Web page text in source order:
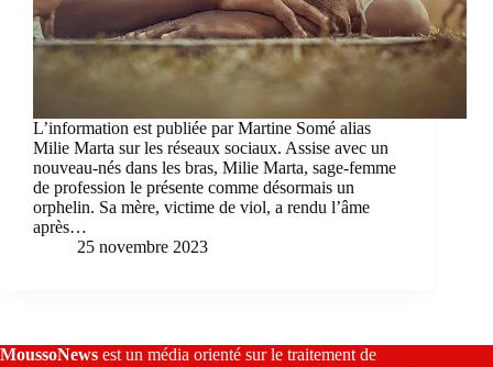
L’information est publiée par Martine Somé alias
Milie Marta sur les réseaux sociaux. Assise avec un
nouveau-nés dans les bras, Milie Marta, sage-femme
de profession le présente comme désormais un
orphelin. Sa mère, victime de viol, a rendu l’âme
après…
25 novembre 2023
MoussoNews est un média orienté sur le traitement de